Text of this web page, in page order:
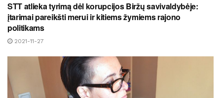
STT atlieka tyrimą dėl korupcijos Biržų savivaldybėje:
įtarimai pareikšti merui ir kitiems žymiems rajono
politikams
2021-11-27